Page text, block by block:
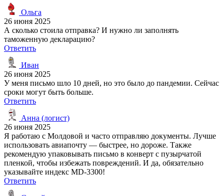
Ольга
26 июня 2025
А сколько стоила отправка? И нужно ли заполнять
таможенную декларацию?
Ответить
Иван
26 июня 2025
У меня письмо шло 10 дней, но это было до пандемии. Сейчас
сроки могут быть больше.
Ответить
Анна (логист)
26 июня 2025
Я работаю с Молдовой и часто отправляю документы. Лучше
использовать авиапочту — быстрее, но дороже. Также
рекомендую упаковывать письмо в конверт с пузырчатой
пленкой, чтобы избежать повреждений. И да, обязательно
указывайте индекс MD-3300!
Ответить